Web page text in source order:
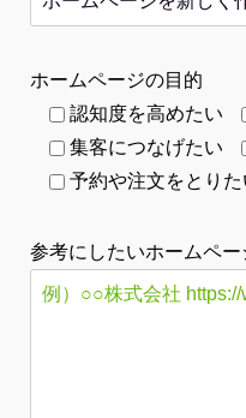
ホームページの目的
認知度を高めたい
集客につなげたい
予約や注文をとりた
参考にしたいホームペー